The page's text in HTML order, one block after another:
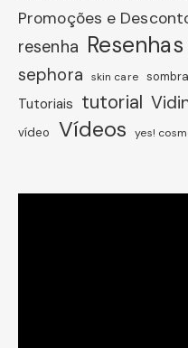
Promoções e
resenha Resenhas
sephora skin care sombra
Tutoriais tutorial
vídeo Vídeos yes!